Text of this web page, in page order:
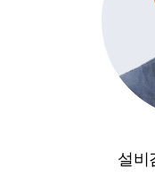
설비